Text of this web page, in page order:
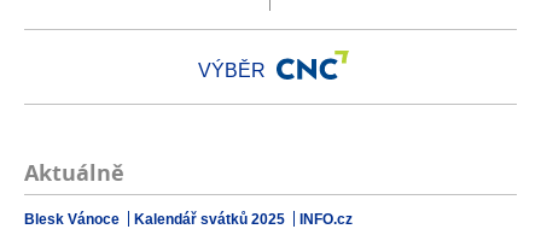
VÝBĚR
Aktuálně
Blesk Vánoce Kalendář svátků 2025 INFO.cz